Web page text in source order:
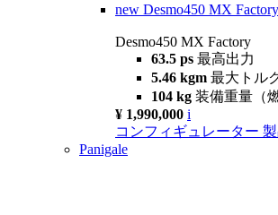
new Desmo450 MX Factory
Desmo450 MX Factory
63.5 ps 最高出力
5.46 kgm 最大トル
104 kg 装備重量（
¥ 1,990,000 i
コンフィギュレーター
Panigale